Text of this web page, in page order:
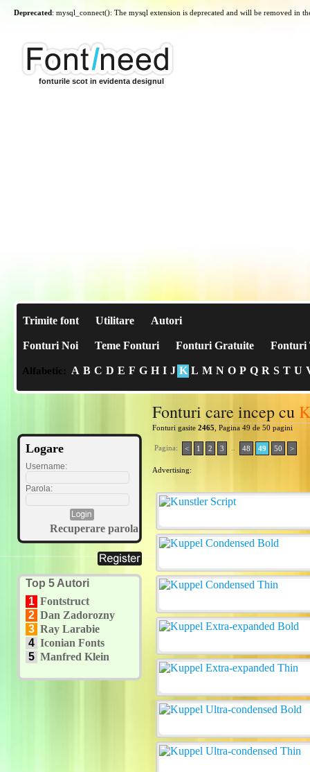
Deprecated: mysql_connect(): The mysql extension is deprecated and will be removed in
fonturile scot in evidenta designul
Trimite font Utilitare Autori
Fonturi Noi Teme Fonturi Fonturi Gratuite Fonturi
Alfabetic: A B C D E F G H I J K L M N O P Q R S T U
Logare
Username:
Parola:
Recuperare parola
Top 5 Autori
1 Fontstruct
2 Dan Zadorozny
3 Ray Larabie
4 Iconian Fonts
5 Manfred Klein
Fonturi care incep cu K
Fonturi gasite 2465 , Pagina 49 de 50 pagini
Pagina: < 1 2 3 48 49 50 >
Advertising: